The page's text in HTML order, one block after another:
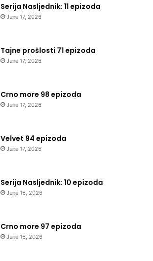
Serija Nasljednik: 11 epizoda
June 17, 2026
Tajne prošlosti 71 epizoda
June 17, 2026
Crno more 98 epizoda
June 17, 2026
Velvet 94 epizoda
June 17, 2026
Serija Nasljednik: 10 epizoda
June 16, 2026
Crno more 97 epizoda
June 16, 2026